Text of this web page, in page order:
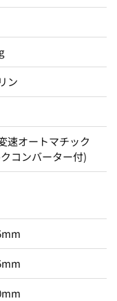
ン
速オートマチック
コンバーター付)